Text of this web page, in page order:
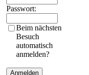
Passwort:
Beim nächsten
Besuch
automatisch
anmelden?